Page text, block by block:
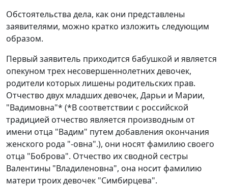
Обстоятельства дела, как они представлены
заявителями, можно кратко изложить следующим
образом.
Первый заявитель приходится бабушкой и является
опекуном трех несовершеннолетних девочек,
родители которых лишены родительских прав.
Отчество двух младших девочек, Дарьи и Марии,
"Вадимовна"* (*В соответствии с российской
традицией отчество является производным от
имени отца "Вадим" путем добавления окончания
женского рода "-овна".), они носят фамилию своего
отца "Боброва". Отчество их сводной сестры
Валентины "Владиленовна", она носит фамилию
матери троих девочек "Симбирцева".